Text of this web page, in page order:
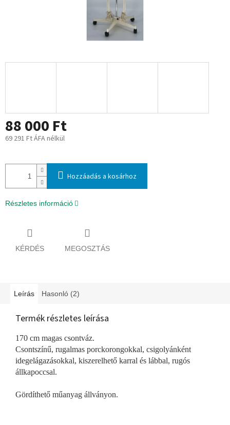
88 000 Ft
69 291 Ft ÁFA nélkül
Hozzáadás a kosárhoz
Részletes információ
KÉRDÉS MEGOSZTÁS
Leírás Hasonló (2)
Termék részletes leírása
170 cm magas csontváz.
Csontszínű, rugalmas porckorongokkal, csigolyánként
idegelágazásokkal, kiszerelhető karral és lábbal, rugós
állkapoccsal.
Gördíthető műanyag állványon.